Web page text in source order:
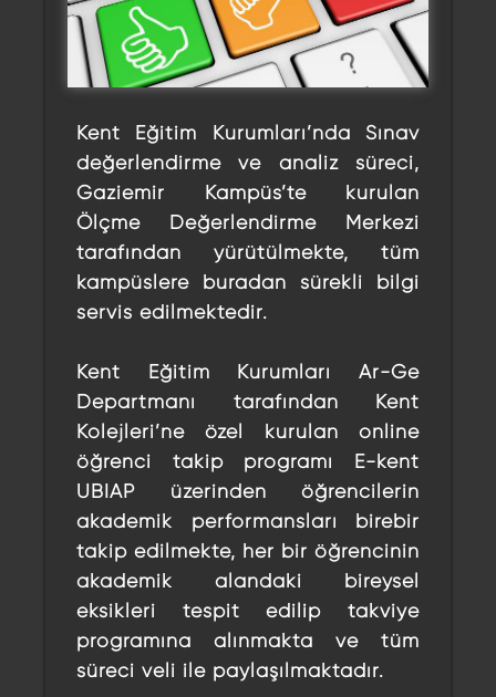
Kent Eğitim Kurumları’nda Sınav
değerlendirme ve analiz süreci,
Gaziemir Kampüs’te kurulan
Ölçme Değerlendirme Merkezi
tarafından yürütülmekte, tüm
kampüslere buradan sürekli bilgi
servis edilmektedir.
Kent Eğitim Kurumları Ar-Ge
Departmanı tarafından Kent
Kolejleri’ne özel kurulan online
öğrenci takip programı E-kent
UBIAP üzerinden öğrencilerin
akademik performansları birebir
takip edilmekte, her bir öğrencinin
akademik alandaki bireysel
eksikleri tespit edilip takviye
programına alınmakta ve tüm
süreci veli ile paylaşılmaktadır.